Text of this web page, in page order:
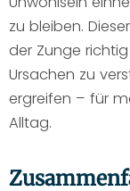
zu bleiben.
der Zunge
Ursachen zu
ergreifen – für
Alltag.